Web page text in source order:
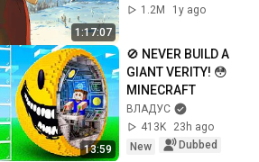
1:17:07
семьи!
1.2M
1y ago
13:59
🚫 NEVER BUILD A
GIANT VERITY! 😳
MINECRAFT
ВЛАДУС
413K
23h ago
New
Dubbed